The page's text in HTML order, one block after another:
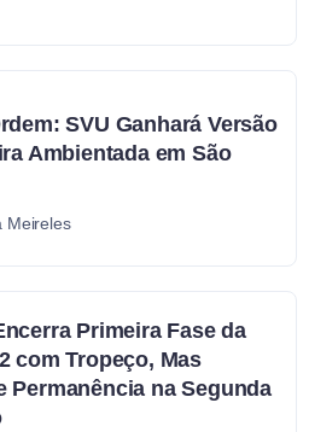
SVU Ganhará Versão
Ambientada em São
Meireles
Primeira Fase da
com Tropeço, Mas
Permanência na Segunda